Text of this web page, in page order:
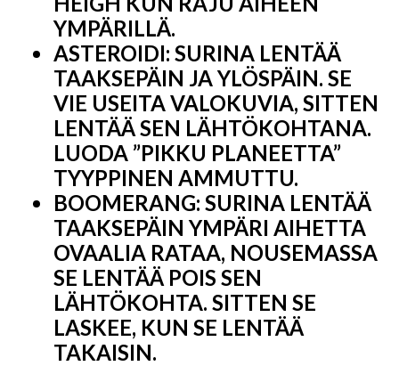
YMPÄRILLÄ.
ASTEROIDI: SURINA LENTÄÄ
TAAKSEPÄIN JA YLÖSPÄIN. SE
VIE USEITA VALOKUVIA, SITTEN
LENTÄÄ SEN LÄHTÖKOHTANA.
LUODA ”PIKKU PLANEETTA”
TYYPPINEN AMMUTTU.
BOOMERANG: SURINA LENTÄÄ
TAAKSEPÄIN YMPÄRI AIHETTA
OVAALIA RATAA, NOUSEMASSA
SE LENTÄÄ POIS SEN
LÄHTÖKOHTA. SITTEN SE
LASKEE, KUN SE LENTÄÄ
TAKAISIN.